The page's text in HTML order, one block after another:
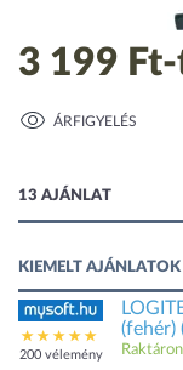
3 199 Ft-
ÁRFIGYELÉS
13 AJÁNLAT
KIEMELT
200 vélemény
(fehér)
Raktáron